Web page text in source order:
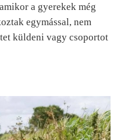
a gyerekek még
egymással, nem
küldeni vagy csoportot